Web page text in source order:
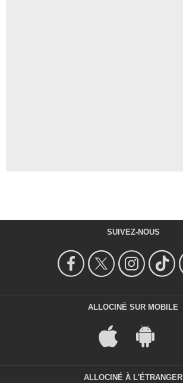
SUIVEZ-NOUS
ALLOCINÉ SUR MOBILE
ALLOCINÉ À L'ÉTRANGER